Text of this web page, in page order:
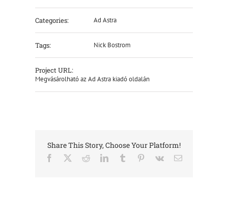
Categories: Ad Astra
Tags: Nick Bostrom
Project URL:
Megvásárolható az Ad Astra kiadó oldalán
Share This Story, Choose Your Platform!
Facebook RedditLinkedInTumblr Pinterest
Vk Email: